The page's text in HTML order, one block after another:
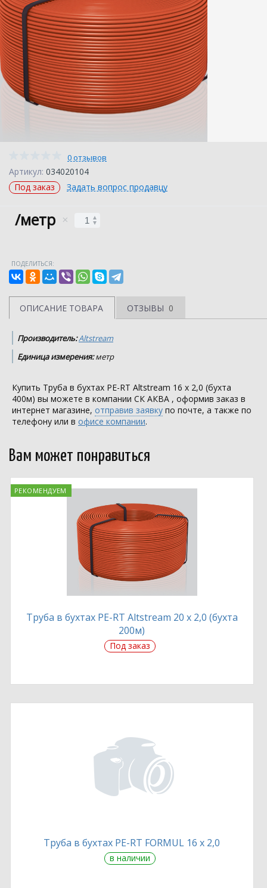
0 отзывов
Артикул: 034020104
Под заказ
Задать вопрос продавцу
/метр
ПОДЕЛИТЬСЯ:
ОПИСАНИЕ ТОВАРА ОТЗЫВЫ 0
Производитель:Altstream
Единица измерения:метр
Купить Труба в бухтах PE-RT Altstream 16 х 2,0 (бухта
400м) вы можете в компании СК АКВА , оформив заказ в
интернет магазине, отправив заявку по почте, а также по
телефону или в офисе компании.
Вам может понравиться
РЕКОМЕНДУЕМ
Труба в бухтах PE-RT Altstream 20 х 2,0 (бухта
200м)
Под заказ
Труба в бухтах PE-RT FORMUL 16 х 2,0
в наличии